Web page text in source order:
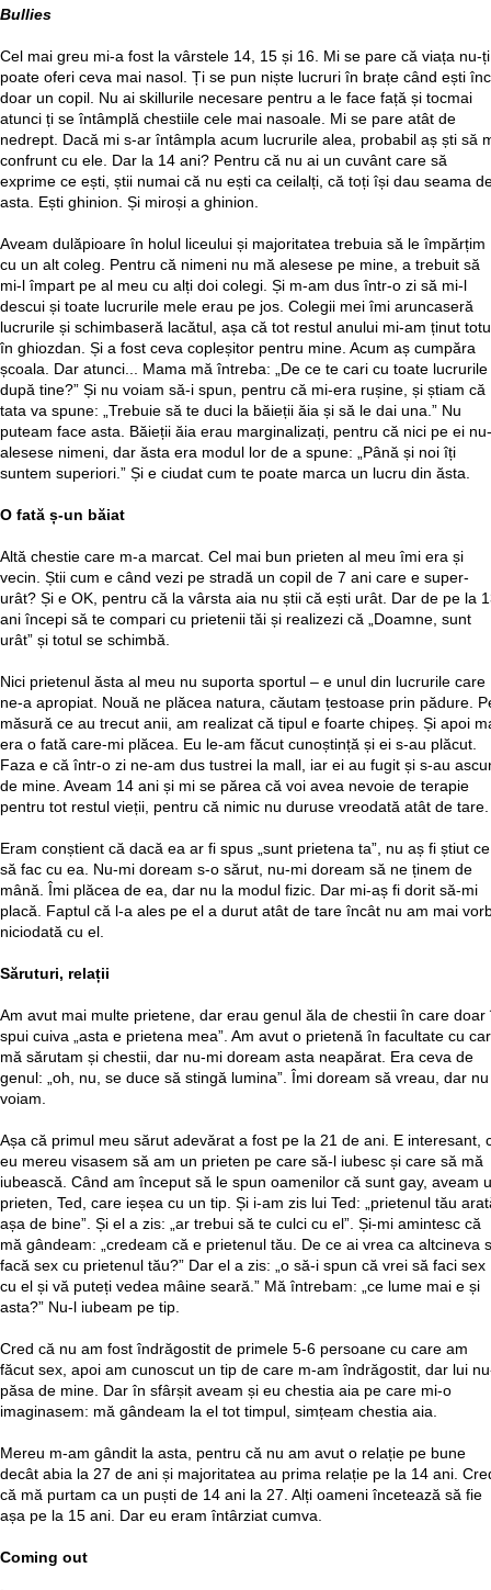
Bullies
Cel mai greu mi-a fost la vârstele 14, 15 și 16. Mi se pare că viața nu-ți
poate oferi ceva mai nasol. Ți se pun niște lucruri în brațe când ești
doar un copil. Nu ai skillurile necesare pentru a le face față și tocmai
atunci ți se întâmplă chestiile cele mai nasoale. Mi se pare atât de
nedrept. Dacă mi s-ar întâmpla acum lucrurile alea, probabil aș ști să
confrunt cu ele. Dar la 14 ani? Pentru că nu ai un cuvânt care să
exprime ce ești, știi numai că nu ești ca ceilalți, că toți își dau seama
asta. Ești ghinion. Și miroși a ghinion.
Aveam dulăpioare în holul liceului și majoritatea trebuia să le împărțim
cu un alt coleg. Pentru că nimeni nu mă alesese pe mine, a trebuit să
mi-l împart pe al meu cu alți doi colegi. Și m-am dus într-o zi să mi-l
descui și toate lucrurile mele erau pe jos. Colegii mei îmi aruncaseră
lucrurile și schimbaseră lacătul, așa că tot restul anului mi-am ținut
în ghiozdan. Și a fost ceva copleșitor pentru mine. Acum aș cumpăra
școala. Dar atunci... Mama mă întreba: „De ce te cari cu toate lucrurile
după tine?” Și nu voiam să-i spun, pentru că mi-era rușine, și știam că
tata va spune: „Trebuie să te duci la băieții ăia și să le dai una.” Nu
puteam face asta. Băieții ăia erau marginalizați, pentru că nici pe ei
alesese nimeni, dar ăsta era modul lor de a spune: „Până și noi îți
suntem superiori.” Și e ciudat cum te poate marca un lucru din ăsta.
O fată ș-un băiat
Altă chestie care m-a marcat. Cel mai bun prieten al meu îmi era și
vecin. Știi cum e când vezi pe stradă un copil de 7 ani care e super-
urât? Și e OK, pentru că la vârsta aia nu știi că ești urât. Dar de pe la
ani începi să te compari cu prietenii tăi și realizezi că „Doamne, sunt
urât” și totul se schimbă.
Nici prietenul ăsta al meu nu suporta sportul – e unul din lucrurile care
ne-a apropiat. Nouă ne plăcea natura, căutam țestoase prin pădure.
măsură ce au trecut anii, am realizat că tipul e foarte chipeș. Și apoi
era o fată care-mi plăcea. Eu le-am făcut cunoștință și ei s-au plăcut.
Faza e că într-o zi ne-am dus tustrei la mall, iar ei au fugit și s-au
de mine. Aveam 14 ani și mi se părea că voi avea nevoie de terapie
pentru tot restul vieții, pentru că nimic nu duruse vreodată atât de tare.
Eram conștient că dacă ea ar fi spus „sunt prietena ta”, nu aș fi știut ce
să fac cu ea. Nu-mi doream s-o sărut, nu-mi doream să ne ținem de
mână. Îmi plăcea de ea, dar nu la modul fizic. Dar mi-aș fi dorit să-mi
placă. Faptul că l-a ales pe el a durut atât de tare încât nu am mai
niciodată cu el.
Săruturi, relații
Am avut mai multe prietene, dar erau genul ăla de chestii în care doar
spui cuiva „asta e prietena mea”. Am avut o prietenă în facultate cu
mă sărutam și chestii, dar nu-mi doream asta neapărat. Era ceva de
genul: „oh, nu, se duce să stingă lumina”. Îmi doream să vreau, dar nu
voiam.
Așa că primul meu sărut adevărat a fost pe la 21 de ani. E interesant,
eu mereu visasem să am un prieten pe care să-l iubesc și care să mă
iubească. Când am început să le spun oamenilor că sunt gay, aveam
prieten, Ted, care ieșea cu un tip. Și i-am zis lui Ted: „prietenul tău
așa de bine”. Și el a zis: „ar trebui să te culci cu el”. Și-mi amintesc că
mă gândeam: „credeam că e prietenul tău. De ce ai vrea ca altcineva
facă sex cu prietenul tău?” Dar el a zis: „o să-i spun că vrei să faci sex
cu el și vă puteți vedea mâine seară.” Mă întrebam: „ce lume mai e și
asta?” Nu-l iubeam pe tip.
Cred că nu am fost îndrăgostit de primele 5-6 persoane cu care am
făcut sex, apoi am cunoscut un tip de care m-am îndrăgostit, dar lui
păsa de mine. Dar în sfârșit aveam și eu chestia aia pe care mi-o
imaginasem: mă gândeam la el tot timpul, simțeam chestia aia.
Mereu m-am gândit la asta, pentru că nu am avut o relație pe bune
decât abia la 27 de ani și majoritatea au prima relație pe la 14 ani.
că mă purtam ca un puști de 14 ani la 27. Alți oameni încetează să fie
așa pe la 15 ani. Dar eu eram întârziat cumva.
Coming out